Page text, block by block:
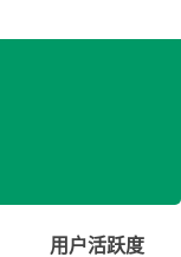
用户活跃度